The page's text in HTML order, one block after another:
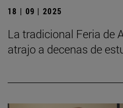
18 | 09 | 2025
La tradicional Feria de
atrajo a decenas de